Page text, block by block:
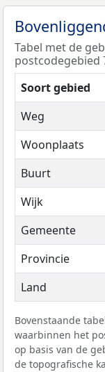
Tabel met de
postcodegebied
Soort gebied
Weg
Woonplaats
Buurt
Wijk
Gemeente
Provincie
Land
Bovenstaande
waarbinnen het
op basis van de
de topografische